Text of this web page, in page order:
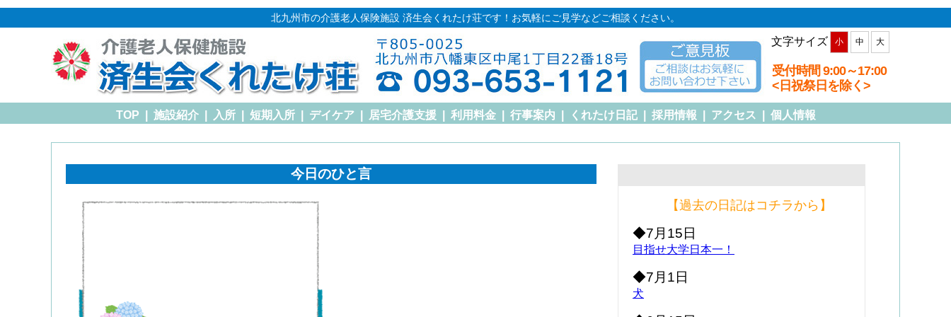
北九州市の介護老人保険施設 済生会くれたけ荘です！お気軽にご見学などご相談ください。
文字サイズ 小 中 大
受付時間 9:00～17:00
<日祝祭日を除く>
TOP 施設紹介 入所 短期入所 デイケア 居宅介護支援 利用料金 行事案内 くれたけ日記 採用情報 アクセス 個人情報
今日のひと言
【過去の日記はコチラから】
◆7月15日
目指せ大学日本一！
◆7月1日
犬